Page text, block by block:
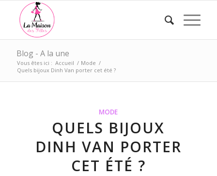
Blog - A la une
Vous êtes ici : Accueil / Mode /
Quels bijoux Dinh Van porter cet été ?
MODE
QUELS BIJOUX
DINH VAN PORTER
CET ÉTÉ ?